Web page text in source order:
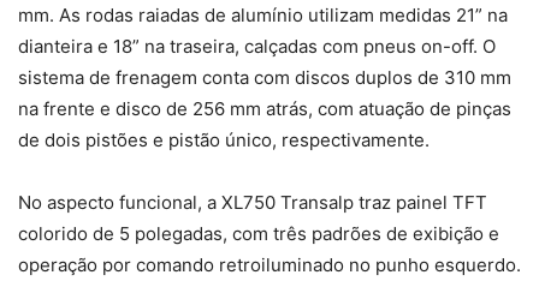
mm. As rodas raiadas de alumínio utilizam medidas 21” na
dianteira e 18” na traseira, calçadas com pneus on-off. O
sistema de frenagem conta com discos duplos de 310 mm
na frente e disco de 256 mm atrás, com atuação de pinças
de dois pistões e pistão único, respectivamente.
No aspecto funcional, a XL750 Transalp traz painel TFT
colorido de 5 polegadas, com três padrões de exibição e
operação por comando retroiluminado no punho esquerdo.